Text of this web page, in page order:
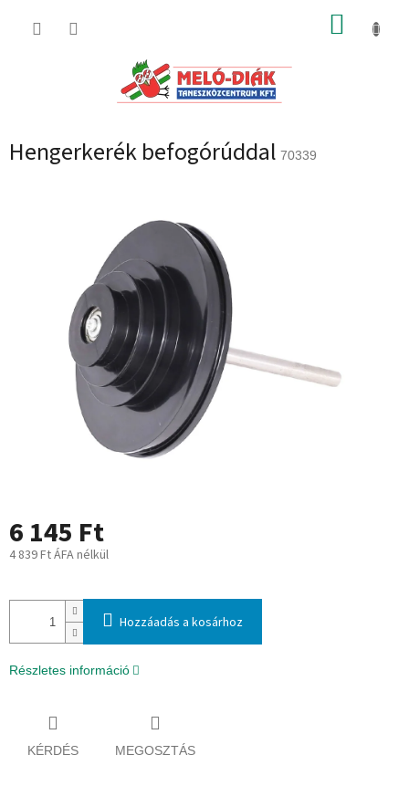
KOSÁR
Hengerkerék befogórúddal 70339
6 145 Ft
4 839 Ft ÁFA nélkül
Hozzáadás a kosárhoz
Részletes információ
KÉRDÉS MEGOSZTÁS